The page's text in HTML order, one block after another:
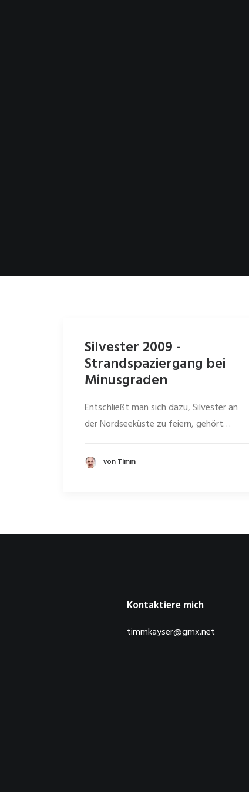
Silvester 2009 -
Strandspaziergang bei
Minusgraden
Entschließt man sich dazu, Silvester an
der Nordseeküste zu feiern, gehört…
von Timm
Kontaktiere mich
timmkayser@gmx.net